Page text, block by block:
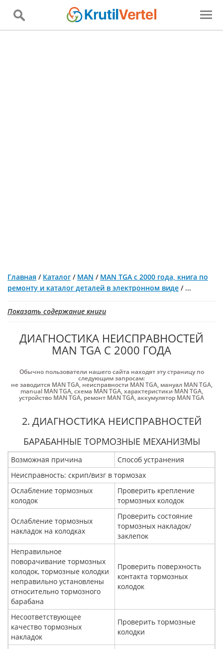
Главная / Каталог / MAN / MAN TGA с 2000 года, книга по
ремонту и каталог деталей в электронном виде / ...
Показать содержание книги
ДИАГНОСТИКА НЕИСПРАВНОСТЕЙ
MAN TGA С 2000 ГОДА
Обычно пользователи нашего сайта находят эту страницу по
следующим запросам:
не заводится MAN TGA, неисправности MAN TGA, мануал MAN TGA,
manual MAN TGA,схема MAN TGA,характеристики MAN TGA,
устройство MAN TGA, ремонт MAN TGA,аккумулятор MAN TGA
2. ДИАГНОСТИКА НЕИСПРАВНОСТЕЙ
БАРАБАННЫЕ ТОРМОЗНЫЕ МЕХАНИЗМЫ
Возможная причина
Способ устранения
Неисправность: скрип/визг в тормозах
Ослабление тормозных
колодок
Проверить крепление
тормозных колодок
Ослабление тормозных
накладок на колодках
Проверить состояние
тормозных накладок/
заклепок
Неправильное
поворачивание тормозных
колодок, тормозные колодки
неправильно установлены
относительно тормозного
барабана
Проверить поверхность
контакта тормозных
колодок
Несоответствующее
качество тормозных
накладок
Проверить тормозные
колодки